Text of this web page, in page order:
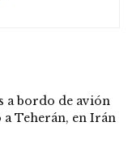
a bordo de avión
Teherán, en Irán